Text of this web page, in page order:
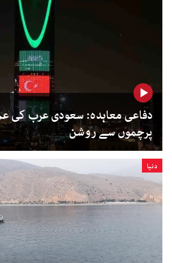
دفاعی معاہدہ: سعودی عرب کی
پرچموں سے روشن
دنیا